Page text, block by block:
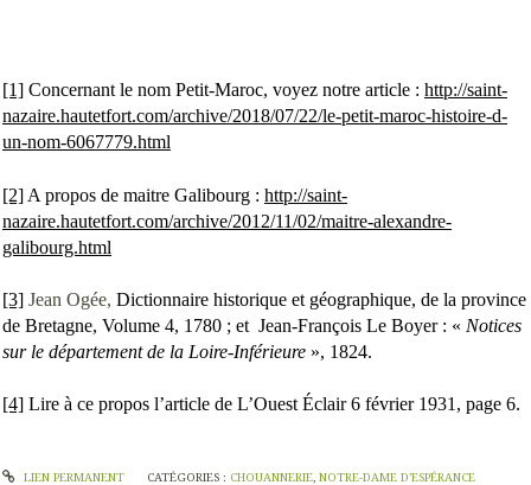
[1] Concernant le nom Petit-Maroc, voyez notre article : http://saint-
nazaire.hautetfort.com/archive/2018/07/22/le-petit-maroc-histoire-d-
un-nom-6067779.html
[2] A propos de maitre Galibourg : http://saint-
nazaire.hautetfort.com/archive/2012/11/02/maitre-alexandre-
galibourg.html
[3] Jean Ogée, Dictionnaire historique et géographique, de la province
de Bretagne, Volume 4, 1780 ; et Jean-François Le Boyer : « Notices
sur le département de la Loire-Inférieure », 1824.
[4] Lire à ce propos l’article de L’Ouest Éclair 6 février 1931, page 6.
LIEN PERMANENT CATÉGORIES : CHOUANNERIE, NOTRE-DAME D’ESPÉRANCE